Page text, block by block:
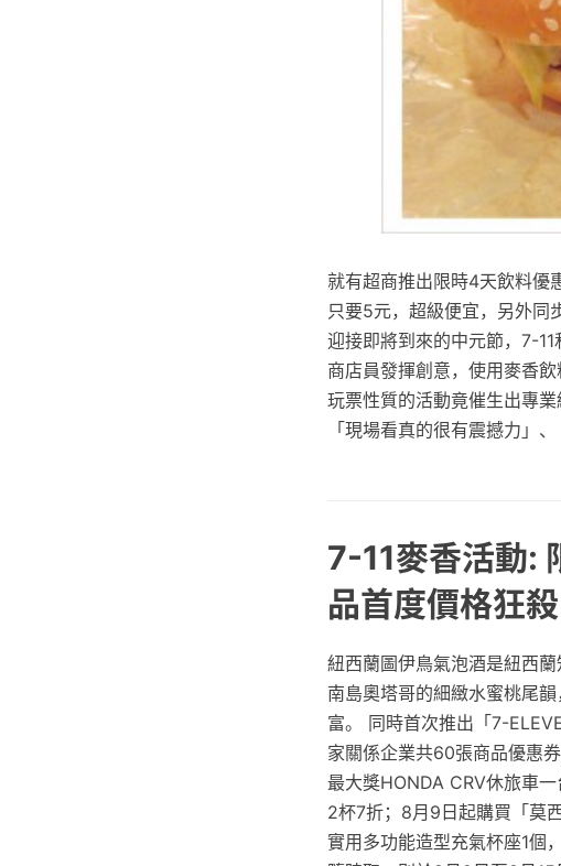
就有超商推出限時4天飲料優
只要5元，超級便宜，另外同
迎接即將到來的中元節，7-
商店員發揮創意，使用麥香
玩票性質的活動竟催生出專
「現場看真的很有震撼力」
7-11麥香活動:
品首度價格狂殺
紐西蘭圖伊鳥氣泡酒是紐西
南島奧塔哥的細緻水蜜桃尾
富。 同時首次推出「7-
家關係企業共60張商品優惠
最大獎HONDA CRV休旅車
2杯7折；8月9日起購買「莫
實用多功能造型充氣杯座1個